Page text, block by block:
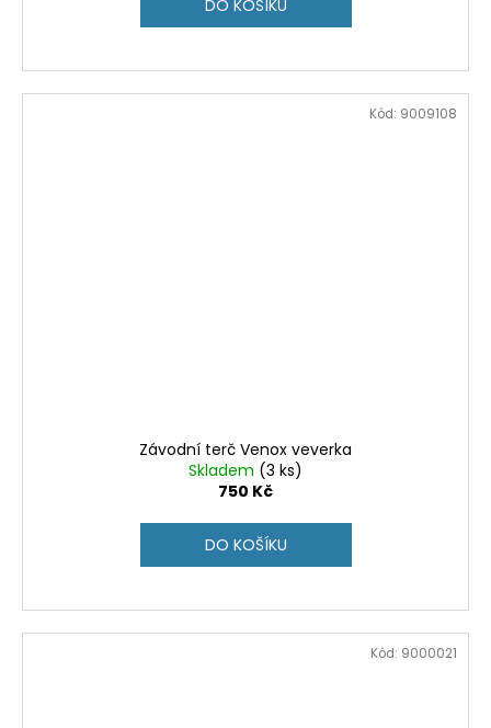
DO KOŠÍKU
Závodní terč Venox veverka
Skladem (3 ks)
750 Kč
DO KOŠÍKU
Kód: 9009108
Kód: 9000021